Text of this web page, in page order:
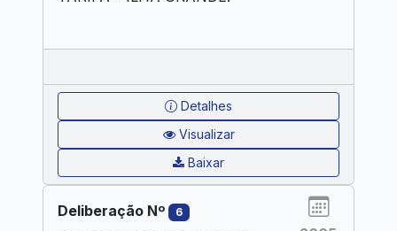
Detalhes
Visualizar
Baixar
Deliberação Nº 6